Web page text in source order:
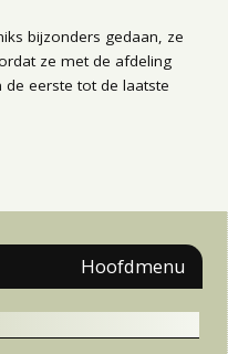
bijzonders gedaan, ze
ze met de afdeling
eerste tot de laatste
Hoofdmenu